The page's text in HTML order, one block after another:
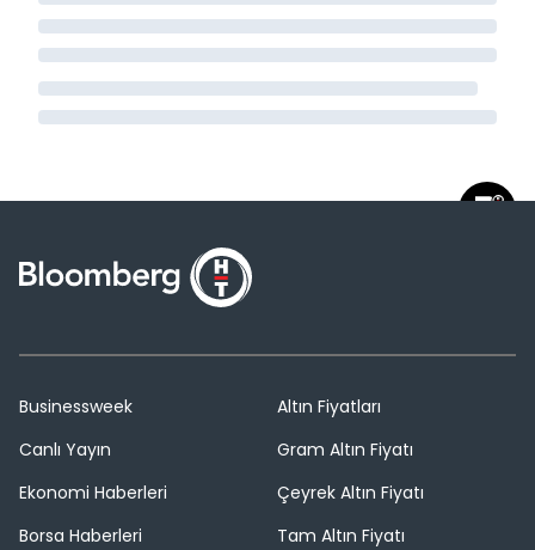
Businessweek
Canlı Yayın
Ekonomi Haberleri
Borsa Haberleri
Altın Fiyatları
Gram Altın Fiyatı
Çeyrek Altın Fiyatı
Tam Altın Fiyatı